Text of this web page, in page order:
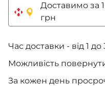
Доставимо за
грн
Час доставки - від 1 до
Можливість
За кожен день